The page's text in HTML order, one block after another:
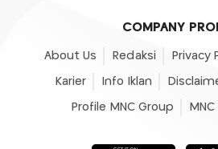
COMPANY
About Us Redaksi Privacy
Karier Info Iklan
Profile MNC Group